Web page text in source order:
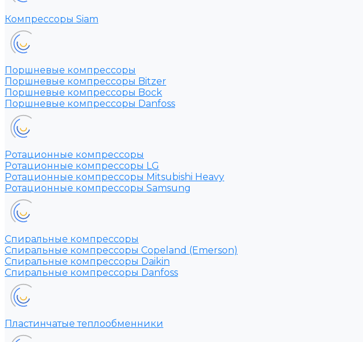
Компрессоры Siam
Поршневые компрессоры
Поршневые компрессоры Bitzer
Поршневые компрессоры Bock
Поршневые компрессоры Danfoss
Ротационные компрессоры
Ротационные компрессоры LG
Ротационные компрессоры Mitsubishi Heavy
Ротационные компрессоры Samsung
Спиральные компрессоры
Спиральные компрессоры Copeland (Emerson)
Спиральные компрессоры Daikin
Спиральные компрессоры Danfoss
Пластинчатые теплообменники